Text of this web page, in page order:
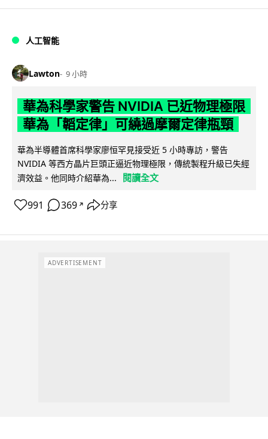
人工智能
Lawton 9 小時
華為科學家警告 NVIDIA 已近物理極限
華為「韜定律」可繞過摩爾定律瓶頸
華為半導體首席科學家廖恒罕見接受近 5 小時專訪，警告
NVIDIA 等西方晶片巨頭正逼近物理極限，傳統製程升級已失經
濟效益。他同時介紹華為...
閱讀全文
991 369 ↗ 分享
ADVERTISEMENT